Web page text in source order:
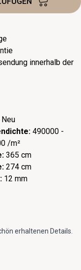
innerhalb der
Neu
490000 -
/m²
365 cm
274 cm
12 mm
erhaltenen Details.